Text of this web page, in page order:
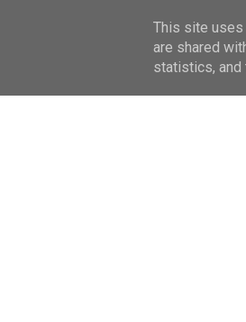
This site uses
are shared
statistics, and